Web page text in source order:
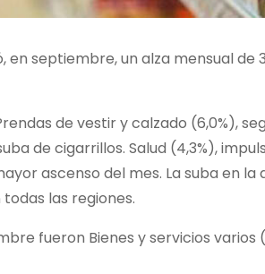
septiembre, un alza mensual de
de vestir y calzado (6,0%),
de cigarrillos. Salud (4,3%),
ascenso del mes. La suba en la
las regiones.
fueron Bienes y servicios varios